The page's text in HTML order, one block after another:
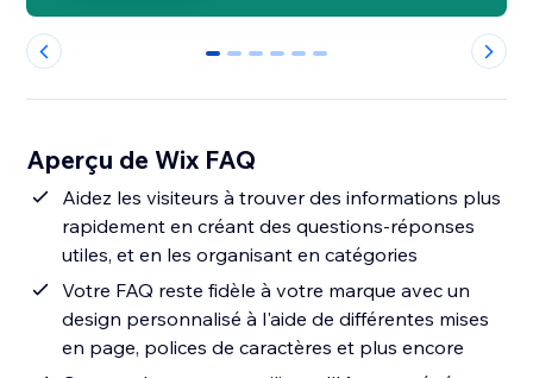
0 1 2 3 4 5
Aperçu de Wix FAQ
Aidez les visiteurs à trouver des informations plus
rapidement en créant des questions-réponses
utiles, et en les organisant en catégories
Votre FAQ reste fidèle à votre marque avec un
design personnalisé à l'aide de différentes mises
en page, polices de caractères et plus encore